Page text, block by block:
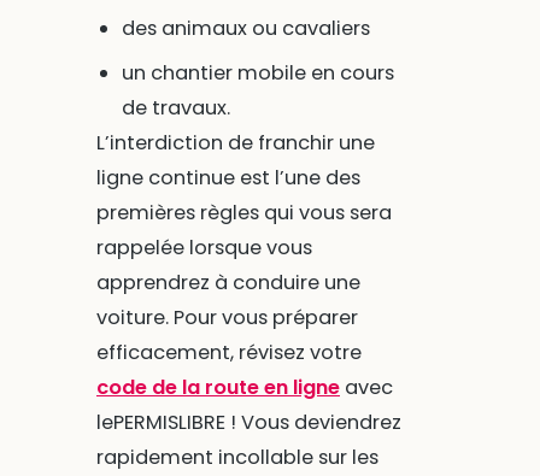
des animaux ou cavaliers
un chantier mobile en cours
de travaux.
L’interdiction de franchir une
ligne continue est l’une des
premières règles qui vous sera
rappelée lorsque vous
apprendrez à conduire une
voiture. Pour vous préparer
efficacement, révisez votre
code de la route en ligneavec
lePERMISLIBRE ! Vous deviendrez
rapidement incollable sur les